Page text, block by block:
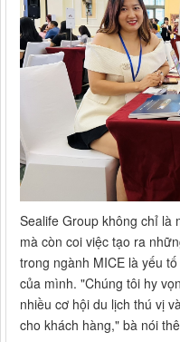
Sealife Group không chỉ là
mà còn coi việc tạo ra
trong ngành MICE là yếu
của mình. "Chúng tôi hy
nhiều cơ hội du lịch thú vị
cho khách hàng," bà nói